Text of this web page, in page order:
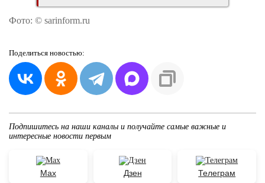
Фото: © sarinform.ru
Поделиться новостью:
Подпишитесь на наши каналы и получайте самые важные и
интересные новости первым
Max Дзен Телеграм